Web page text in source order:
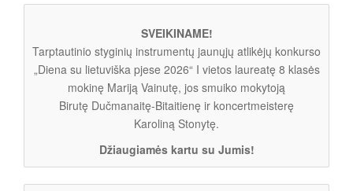
SVEIKINAME!
Tarptautinio styginių instrumentų jaunųjų atlikėjų konkurso
„Diena su lietuviška pjese 2026“ I vietos laureatę 8 klasės
mokinę Mariją Vainutę, jos smuiko mokytoją
Birutę Dučmanaitę-Bitaitienę ir koncertmeisterę
Karoliną Stonytę.
Džiaugiamės kartu su Jumis!